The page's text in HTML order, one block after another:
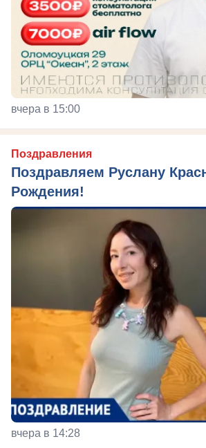
вчера в 15:00
Поздравления
Поздравляем Руслану
Рождения!
вчера в 14:28